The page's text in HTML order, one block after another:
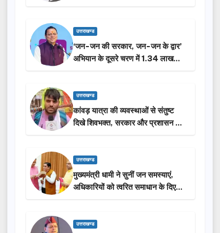
करेगी सरकार: मुख्यमंत्री धामी…
उत्तराखण्ड
‘जन-जन की सरकार, जन-जन के द्वार’
अभियान के दूसरे चरण में 1.34 लाख
लोगों की भागीदारी…
उत्तराखण्ड
कांवड़ यात्रा की व्यवस्थाओं से संतुष्ट
दिखे शिवभक्त, सरकार और प्रशासन की
सराहना…
उत्तराखण्ड
मुख्यमंत्री धामी ने सुनीं जन समस्याएं,
अधिकारियों को त्वरित समाधान के दिए
निर्देश
उत्तराखण्ड